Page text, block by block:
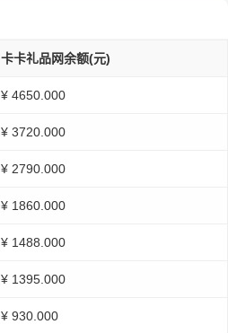
卡卡礼品网余额(元)
¥ 4650.000
¥ 3720.000
¥ 2790.000
¥ 1860.000
¥ 1488.000
¥ 1395.000
¥ 930.000